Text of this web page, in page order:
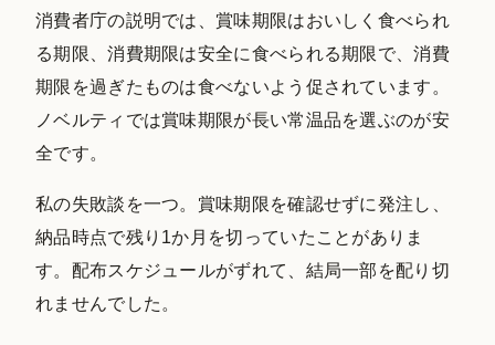
消費者庁の説明では、賞味期限はおいしく食べられ
る期限、消費期限は安全に食べられる期限で、消費
期限を過ぎたものは食べないよう促されています。
ノベルティでは賞味期限が長い常温品を選ぶのが安
全です。
私の失敗談を一つ。賞味期限を確認せずに発注し、
納品時点で残り1か月を切っていたことがありま
す。配布スケジュールがずれて、結局一部を配り切
れませんでした。